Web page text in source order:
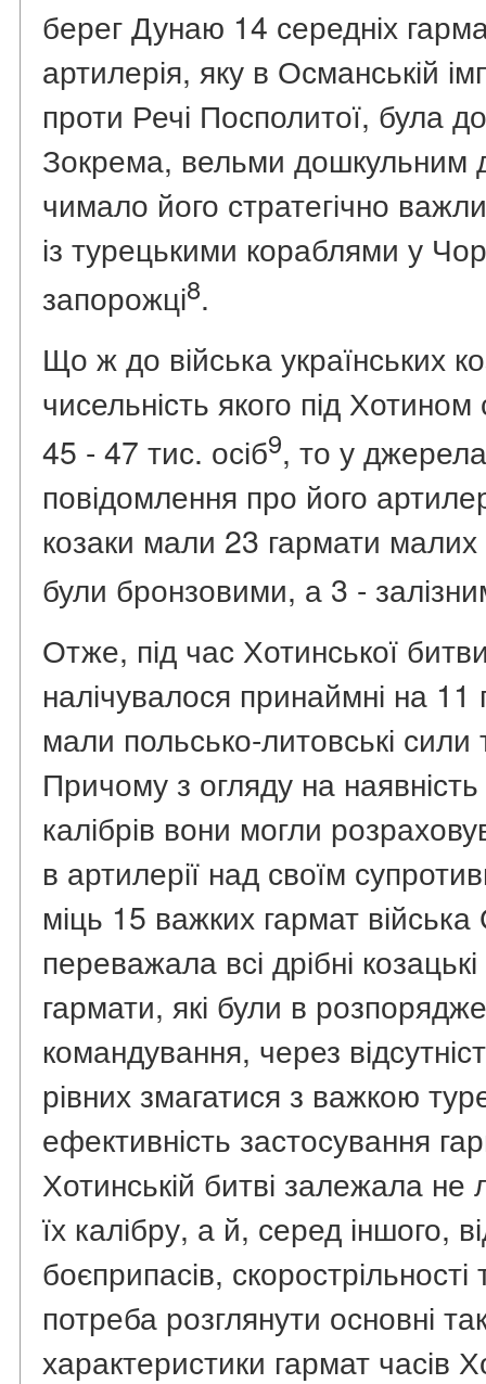
берег Дунаю 14 середніх
артилерія, яку в Османській
проти Речі Посполитої, була
Зокрема, вельми
чимало його стратегічно
із турецькими кораблями у
запорожці8.
Що ж до війська українських
чисельність якого під
45 - 47 тис. осіб9, то у
повідомлення про його
козаки мали 23 гармати малих
були бронзовими, а 3 -
Отже, під час Хотинської
налічувалося принаймні на 11
мали польсько-литовські сили
Причому з огляду на
калібрів вони могли
в артилерії над своїм
міць 15 важких гармат
переважала всі дрібні
гармати, які були в
командування, через
рівних змагатися з важкою
ефективність застосування
Хотинській битві залежала не
їх калібру, а й, серед іншого,
боєприпасів,
потреба розглянути основні
характеристики гармат часів